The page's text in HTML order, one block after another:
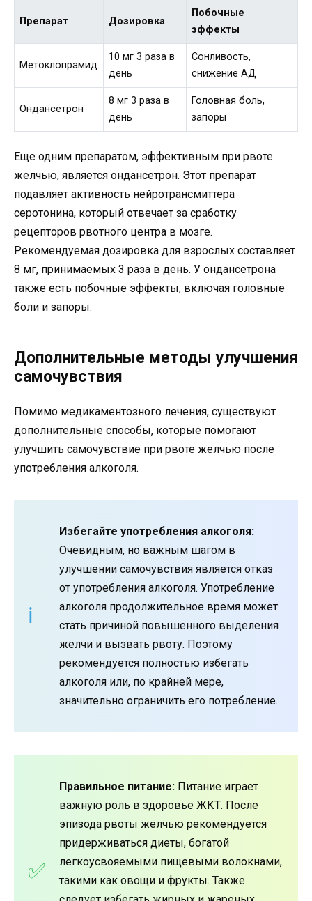
Препарат Дозировка
Побочные
эффекты
Метоклопрамид
10 мг 3 раза в
день
Сонливость,
снижение АД
Ондансетрон
8 мг 3 раза в
день
Головная боль,
запоры
Еще одним препаратом, эффективным при рвоте
желчью, является ондансетрон. Этот препарат
подавляет активность нейротрансмиттера
серотонина, который отвечает за сработку
рецепторов рвотного центра в мозге.
Рекомендуемая дозировка для взрослых составляет
8 мг, принимаемых 3 раза в день. У ондансетрона
также есть побочные эффекты, включая головные
боли и запоры.
Дополнительные методы улучшения
самочувствия
Помимо медикаментозного лечения, существуют
дополнительные способы, которые помогают
улучшить самочувствие при рвоте желчью после
употребления алкоголя.
Избегайте употребления алкоголя:
Очевидным, но важным шагом в
улучшении самочувствия является отказ
от употребления алкоголя. Употребление
алкоголя продолжительное время может
стать причиной повышенного выделения
желчи и вызвать рвоту. Поэтому
рекомендуется полностью избегать
алкоголя или, по крайней мере,
значительно ограничить его потребление.
Правильное питание: Питание играет
важную роль в здоровье ЖКТ. После
эпизода рвоты желчью рекомендуется
придерживаться диеты, богатой
легкоусвояемыми пищевыми волокнами,
такими как овощи и фрукты. Также